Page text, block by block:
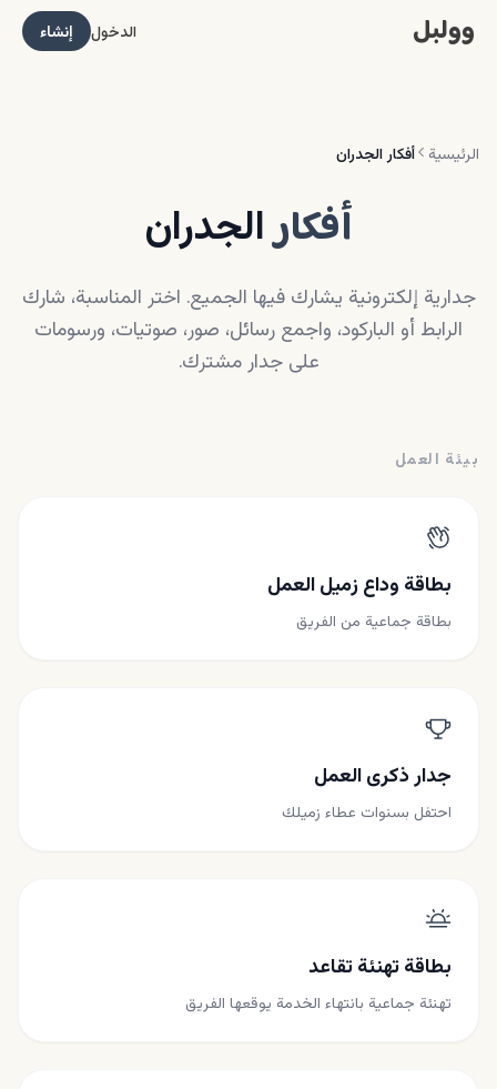
وولبل الدخول إنشاء
الرئيسية أفكار الجدران
أفكارالجدران
جدارية إلكترونية يشارك فيها الجميع. اختر المناسبة، شارك
الرابط أو الباركود، واجمع رسائل، صور، صوتيات، ورسومات
على جدار مشترك.
بيئة العمل
بطاقة وداع زميل العمل
بطاقة جماعية من الفريق
جدار ذكرى العمل
احتفل بسنوات عطاء زميلك
بطاقة تهنئة تقاعد
تهنئة جماعية بانتهاء الخدمة يوقعها الفريق